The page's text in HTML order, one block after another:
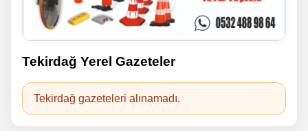
Tekirdağ Yerel Gazeteler
Tekirdağ gazeteleri alınamadı.